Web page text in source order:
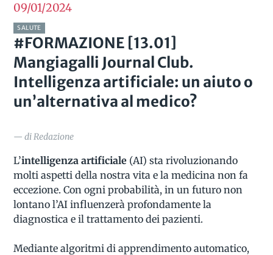
09/012024
SALUTE
#FORMAZIONE [13.01]
Mangiagalli Journal Club.
Intelligenza artificiale: un aiuto o
un’alternativa al medico?
— di Redazione
L’intelligenza artificiale (AI) sta rivoluzionando
molti aspetti della nostra vita e la medicina non fa
eccezione. Con ogni probabilità, in un futuro non
lontano l’AI influenzerà profondamente la
diagnostica e il trattamento dei pazienti.
Mediante algoritmi di apprendimento automatico,